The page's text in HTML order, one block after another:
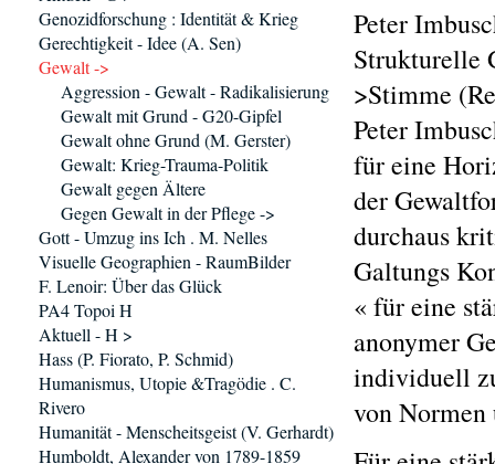
Peter
Strukturelle
>Stimme
Peter
für eine
der
durchaus
Galtungs
« für eine
anonymer
individuell
von
Genozidforschung : Identität & Krieg
Gerechtigkeit - Idee (A. Sen)
Gewalt ->
Aggression - Gewalt - Radikalisierung
Gewalt mit Grund - G20-Gipfel
Gewalt ohne Grund (M. Gerster)
Gewalt: Krieg-Trauma-Politik
Gewalt gegen Ältere
Gegen Gewalt in der Pflege ->
Gott - Umzug ins Ich . M. Nelles
Visuelle Geographien - RaumBilder
F. Lenoir: Über das Glück
PA4 Topoi H
Aktuell - H >
Hass (P. Fiorato, P. Schmid)
Humanismus, Utopie &Tragödie . C.
Rivero
Humanität - Menscheitsgeist (V. Gerhardt)
Humboldt, Alexander von 1789-1859